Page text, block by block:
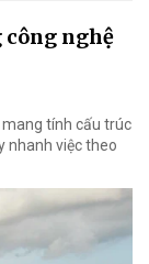
công nghệ
tính cấu trúc
nhanh việc theo